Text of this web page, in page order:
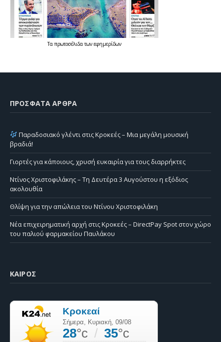
Τα πρωτοσέλιδατων εφημερίδων
ΠΡΌΣΦΑΤΑ ΆΡΘΡΑ
Παραδοσιακό γλέντι στις Κροκεές – Μια μεγάλη μουσική
βραδιά!
Γιορτές για κάποιους, χρυσή ευκαιρία για τους διαρρήκτες
Ντίνος Χριστοφιλάκης – Τη Δευτέρα 3 Αυγούστου η εξόδιος
ακολουθία
Θλίψη για την απώλεια του Ντίνου Χριστοφιλάκη
Νέα επιχειρηματική αρχή στις Κροκεές – DirectPay Spot στον χώρο
του παλιού φαρμακείου Παυλάκου
ΚΑΙΡΌΣ